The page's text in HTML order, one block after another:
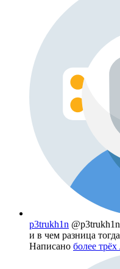
p3trukh1n @p3trukh1n
и в чем разница
Написано более трёх